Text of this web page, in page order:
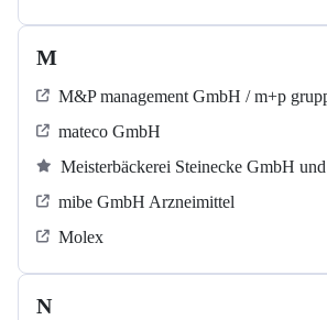
M
M&P management GmbH / m+p
mateco GmbH
Meisterbäckerei Steinecke GmbH
mibe GmbH Arzneimittel
Molex
N